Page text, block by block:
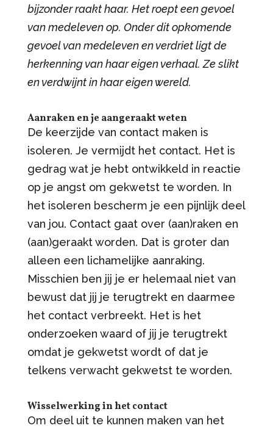
bijzonder raakt haar. Het roept een gevoel
van medeleven op. Onder dit opkomende
gevoel van medeleven en verdriet ligt de
herkenning van haar eigen verhaal. Ze slikt
en verdwijnt in haar eigen wereld.
Aanraken en je aangeraakt weten
De keerzijde van contact maken is
isoleren. Je vermijdt het contact. Het is
gedrag wat je hebt ontwikkeld in reactie
op je angst om gekwetst te worden. In
het isoleren bescherm je een pijnlijk deel
van jou. Contact gaat over (aan)raken en
(aan)geraakt worden. Dat is groter dan
alleen een lichamelijke aanraking.
Misschien ben jij je er helemaal niet van
bewust dat jij je terugtrekt en daarmee
het contact verbreekt. Het is het
onderzoeken waard of jij je terugtrekt
omdat je gekwetst wordt of dat je
telkens verwacht gekwetst te worden.
Wisselwerking in het contact
Om deel uit te kunnen maken van het